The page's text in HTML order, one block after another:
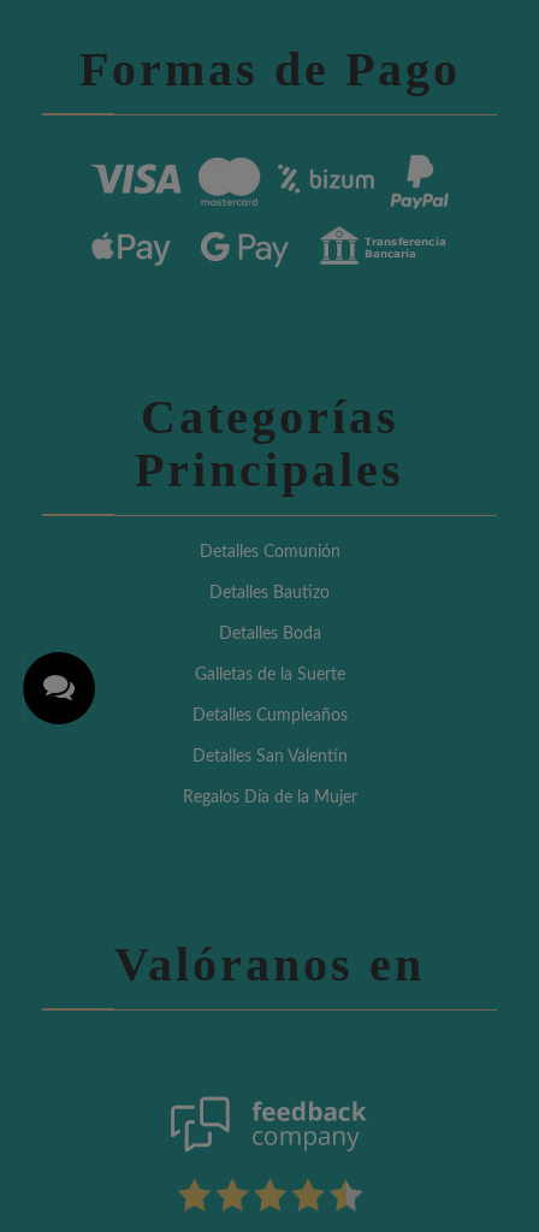
Formas de Pago
Categorías
Principales
Detalles Comunión
Detalles Bautizo
Detalles Boda
Galletas de la Suerte
Detalles Cumpleaños
Detalles San Valentín
Regalos Día de la Mujer
Valóranos en